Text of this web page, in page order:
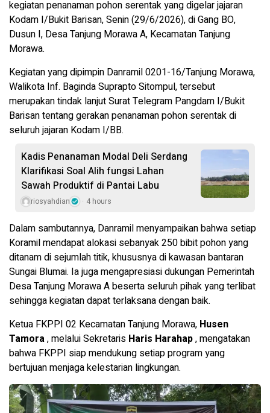
kegiatan penanaman pohon serentak yang digelar jajaran
Kodam I/Bukit Barisan, Senin (29/6/2026), di Gang BO,
Dusun I, Desa Tanjung Morawa A, Kecamatan Tanjung
Morawa.
Kegiatan yang dipimpin Danramil 0201-16/Tanjung Morawa,
Walikota Inf. Baginda Suprapto Sitompul, tersebut
merupakan tindak lanjut Surat Telegram Pangdam I/Bukit
Barisan tentang gerakan penanaman pohon serentak di
seluruh jajaran Kodam I/BB.
Kadis Penanaman Modal Deli Serdang
Klarifikasi Soal Alih fungsi Lahan
Sawah Produktif di Pantai Labu
riosyahdian 4 hours
Dalam sambutannya, Danramil menyampaikan bahwa setiap
Koramil mendapat alokasi sebanyak 250 bibit pohon yang
ditanam di sejumlah titik, khususnya di kawasan bantaran
Sungai Blumai. Ia juga mengapresiasi dukungan Pemerintah
Desa Tanjung Morawa A beserta seluruh pihak yang terlibat
sehingga kegiatan dapat terlaksana dengan baik.
Ketua FKPPI 02 Kecamatan Tanjung Morawa, Husen
Tamora, melalui Sekretaris Haris Harahap, mengatakan
bahwa FKPPI siap mendukung setiap program yang
bertujuan menjaga kelestarian lingkungan.